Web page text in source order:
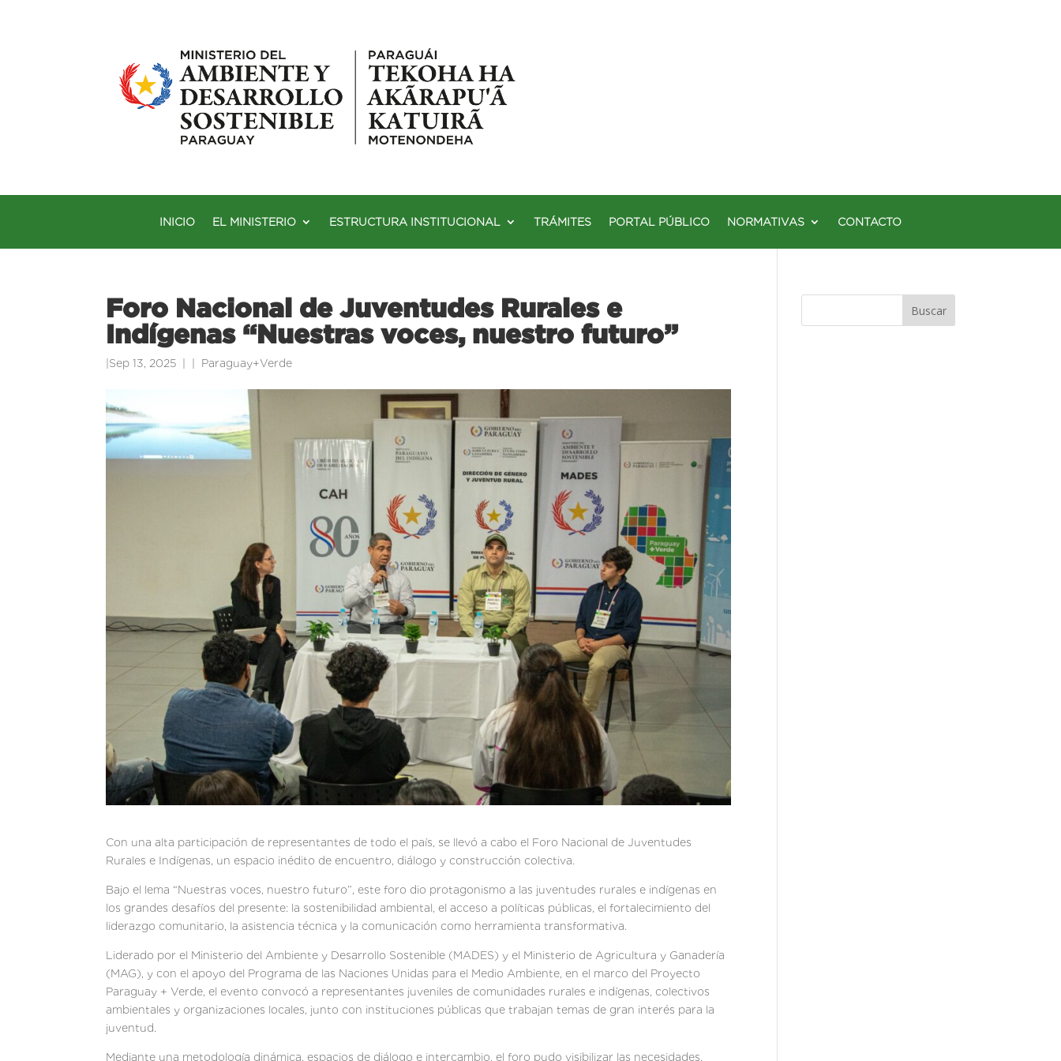
INICIO EL MINISTERIO ESTRUCTURA INSTITUCIONAL TRÁMITES PORTAL PÚBLICO NORMATIVAS CONTACTO
Foro Nacional de Juventudes Rurales e
Indígenas “Nuestras voces, nuestro futuro”
Sep 13, 2025 Paraguay+Verde
Con una alta participación de representantes de todo el país, se llevó a cabo el Foro Nacional de Juventudes
Rurales e Indígenas, un espacio inédito de encuentro, diálogo y construcción colectiva.
Bajo el lema “Nuestras voces, nuestro futuro”, este foro dio protagonismo a las juventudes rurales e indígenas en
los grandes desafíos del presente: la sostenibilidad ambiental, el acceso a políticas públicas, el fortalecimiento del
liderazgo comunitario, la asistencia técnica y la comunicación como herramienta transformativa.
Liderado por el Ministerio del Ambiente y Desarrollo Sostenible (MADES) y el Ministerio de Agricultura y Ganadería
(MAG), y con el apoyo del Programa de las Naciones Unidas para el Medio Ambiente, en el marco del Proyecto
Paraguay + Verde, el evento convocó a representantes juveniles de comunidades rurales e indígenas, colectivos
ambientales y organizaciones locales, junto con instituciones públicas que trabajan temas de gran interés para la
juventud.
Mediante una metodología dinámica, espacios de diálogo e intercambio, el foro pudo visibilizar las necesidades,
Buscar